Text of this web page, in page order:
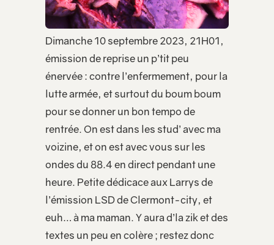
Dimanche 10 septembre 2023, 21H01,
émission de reprise un p’tit peu
énervée : contre l’enfermement, pour la
lutte armée, et surtout du boum boum
pour se donner un bon tempo de
rentrée. On est dans les stud’ avec ma
voizine, et on est avec vous sur les
ondes du 88.4 en direct pendant une
heure. Petite dédicace aux Larrys de
l’émission LSD de Clermont-city, et
euh… à ma maman. Y aura d’la zik et des
textes un peu en colère ; restez donc